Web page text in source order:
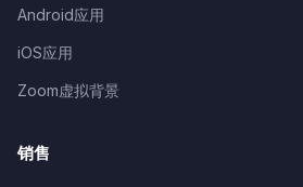
Android应用
iOS应用
Zoom虚拟背景
销售